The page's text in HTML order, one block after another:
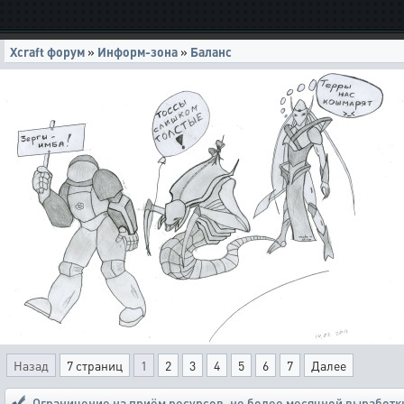
Xcraft форум » Информ-зона » Баланс
Назад 7 страниц 1 2 3 4 5 6 7 Далее